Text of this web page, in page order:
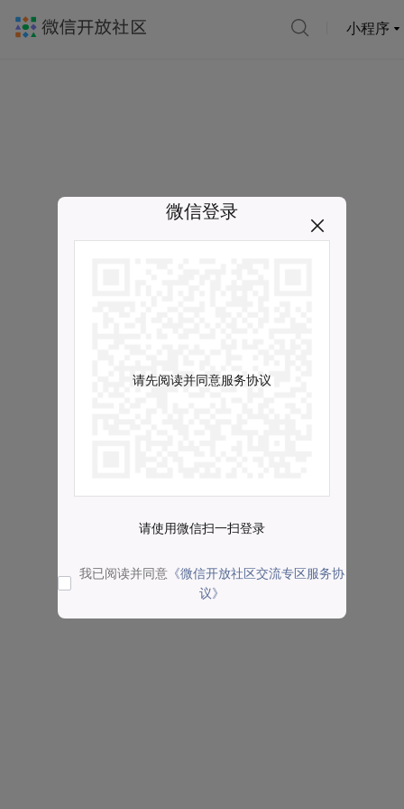
小程序
微信登录
请先阅读并同意服务协议
请使用微信扫一扫登录
我已阅读并同意 《微信开放社区交流专区服务协
议》